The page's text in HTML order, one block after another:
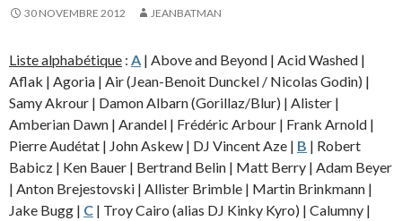
30 NOVEMBRE 2012 JEANBATMAN
Liste alphabétique : A | Above and Beyond | Acid Washed |
Aflak | Agoria | Air (Jean-Benoit Dunckel / Nicolas Godin) |
Samy Akrour | Damon Albarn (Gorillaz/Blur) | Alister |
Amberian Dawn | Arandel | Frédéric Arbour | Frank Arnold |
Pierre Audétat | John Askew | DJ Vincent Aze | B | Robert
Babicz | Ken Bauer | Bertrand Belin | Matt Berry | Adam Beyer
| Anton Brejestovski | Allister Brimble | Martin Brinkmann |
Jake Bugg | C | Troy Cairo (alias DJ Kinky Kyro) | Calumny |